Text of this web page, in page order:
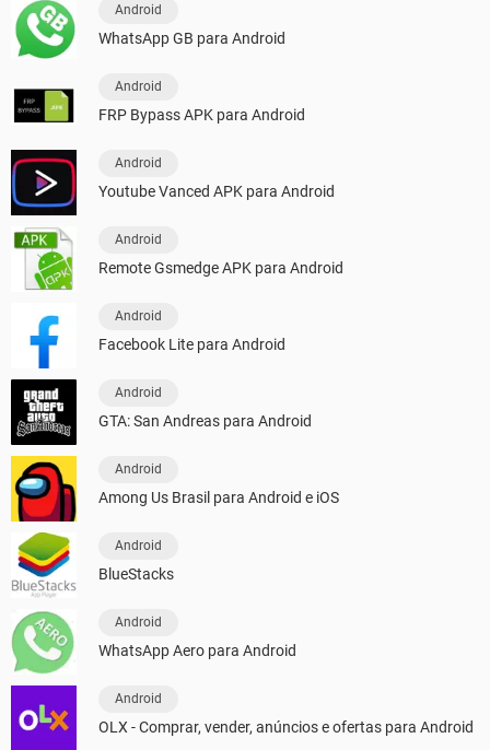
Android
WhatsApp GB para Android
Android
FRP Bypass APK para Android
Android
Youtube Vanced APK para Android
Android
Remote Gsmedge APK para Android
Android
Facebook Lite para Android
Android
GTA: San Andreas para Android
Android
Among Us Brasil para Android e iOS
Android
BlueStacks
Android
WhatsApp Aero para Android
Android
OLX - Comprar, vender, anúncios e ofertas para Android